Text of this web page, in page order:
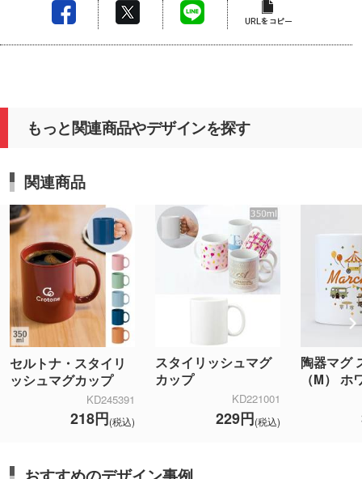
もっと関連商品やデザインを探す
関連商品
セルトナ・スタイリ
ッシュマグカップ
KD245391
218円(税込)
スタイリッシュマグ
カップ
KD221001
229円(税込)
陶器マグ
（M） ホ